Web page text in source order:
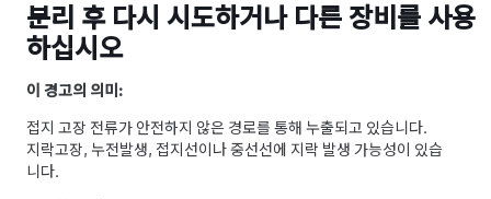
분리 후 다시 시도하거나 다른 장비를 사용
하십시오
이 경고의 의미:
접지 고장 전류가 안전하지 않은 경로를 통해 누출되고 있습니다.
지락고장, 누전발생, 접지선이나 중선선에 지락 발생 가능성이 있습
니다.